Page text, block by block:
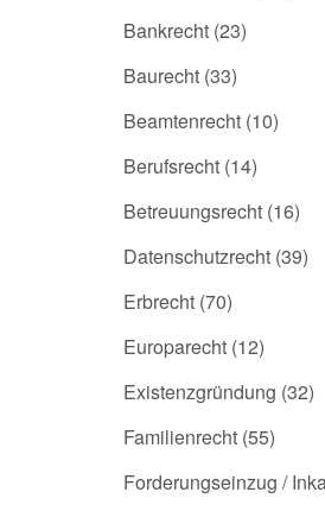
Bankrecht (23)
Baurecht (33)
Beamtenrecht (10)
Berufsrecht (14)
Betreuungsrecht (16)
Datenschutzrecht (39)
Erbrecht (70)
Europarecht (12)
Existenzgründung (32)
Familienrecht (55)
Forderungseinzug /